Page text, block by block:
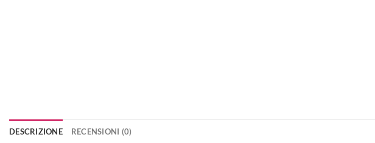
DESCRIZIONE RECENSIONI (0)